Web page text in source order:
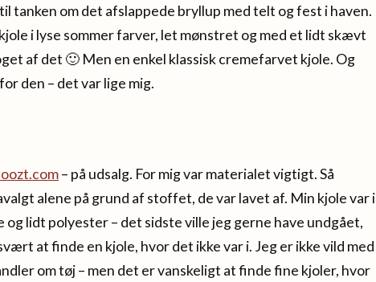
tanken om det afslappede bryllup med telt og fest i haven.
i lyse sommer farver, let mønstret og med et lidt skævt
af det 🙂 Men en enkel klassisk cremefarvet kjole. Og
den – det var lige mig.
– på udsalg. For mig var materialet vigtigt. Så
alene på grund af stoffet, de var lavet af. Min kjole var i
og lidt polyester – det sidste ville jeg gerne have undgået,
at finde en kjole, hvor det ikke var i. Jeg er ikke vild med
om tøj – men det er vanskeligt at finde fine kjoler, hvor